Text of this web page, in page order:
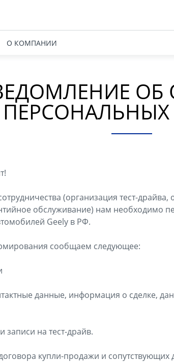
О КОМПАНИИ
ОБ
(организация тест-
обслуживание) нам необходимо
Geely в РФ.
сообщаем следующее:
данные, информация о сделке,
записи на тест-драйв.
купли-продажи и сопутствующих